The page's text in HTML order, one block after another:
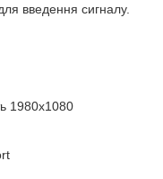
введення сигналу.
1980x1080